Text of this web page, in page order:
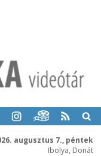
augusztus 7., péntek
Ibolya, Donát